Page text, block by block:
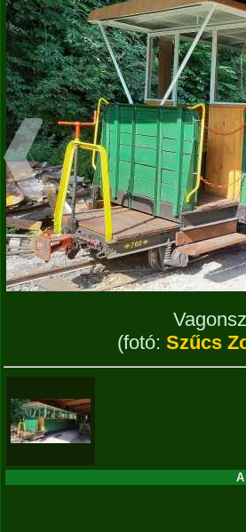
(fotó:Szűcs